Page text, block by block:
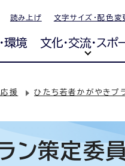
読み上げ 文字サイズ・配色変
環境 文化・交流・スポ
援 ひたち若者かがやきプ
ン策定委